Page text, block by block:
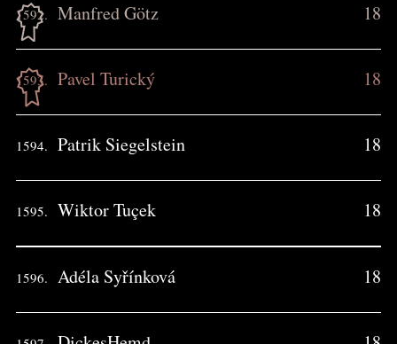
1592. Manfred Götz 18
1593. Pavel Turický 18
1594. Patrik Siegelstein 18
1595. Wiktor Tuçek 18
1596. Adéla Syřínková 18